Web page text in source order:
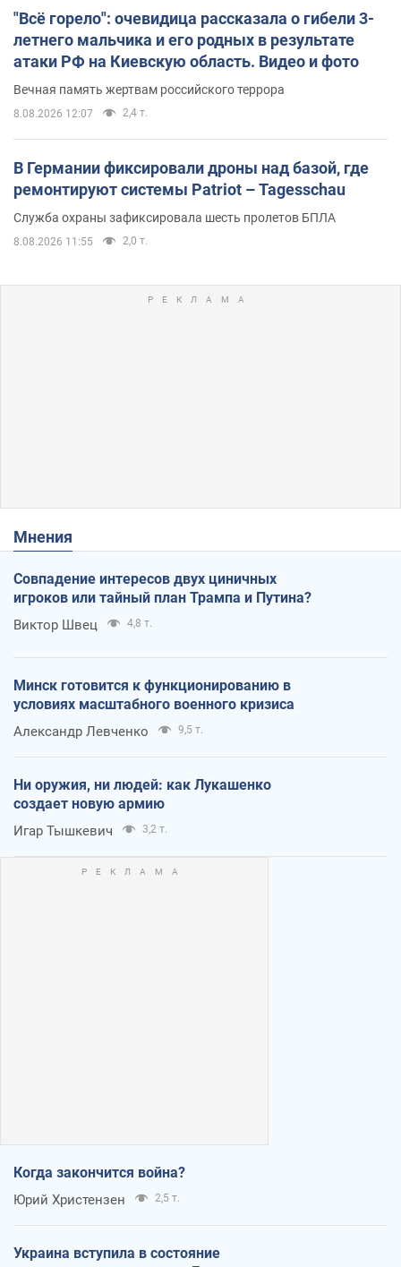
"Всё горело": очевидица рассказала о гибели 3-
летнего мальчика и его родных в результате
атаки РФ на Киевскую область. Видео и фото
Вечная память жертвам российского террора
8.08.2026 12:07 2,4 т.
В Германии фиксировали дроны над базой, где
ремонтируют системы Patriot – Tagesschau
Служба охраны зафиксировала шесть пролетов БПЛА
8.08.2026 11:55 2,0 т.
Мнения
Совпадение интересов двух циничных
игроков или тайный план Трампа и Путина?
Виктор Швец 4,8 т.
Минск готовится к функционированию в
условиях масштабного военного кризиса
Александр Левченко 9,5 т.
Ни оружия, ни людей: как Лукашенко
создает новую армию
Игар Тышкевич 3,2 т.
Когда закончится война?
Юрий Христензен 2,5 т.
Украина вступила в состояние